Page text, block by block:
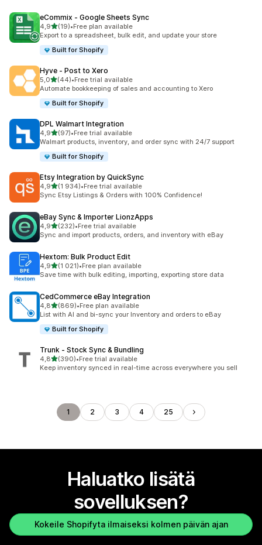
eCommix ‑ Google Sheets Sync
4,9/ 5 tähteä
(19)
19 arvostelua yhteensä
•Free plan available
Export to a spreadsheet, bulk edit, and update your store
Built for Shopify
Hyve ‑ Post to Xero
5,0/ 5 tähteä
(44)
44 arvostelua yhteensä
•Free trial available
Automate bookkeeping of sales and accounting to Xero
Built for Shopify
DPL Walmart Integration
4,9/ 5 tähteä
(97)
97 arvostelua yhteensä
•Free trial available
Walmart products, inventory, and order sync with 24/7 support
Built for Shopify
Etsy Integration by QuickSync
4,9/ 5 tähteä
(1 934)
1934 arvostelua yhteensä
•Free trial available
Sync Etsy Listings & Orders with 100% Confidence!
eBay Sync & Importer LionzApps
4,9/ 5 tähteä
(232)
232 arvostelua yhteensä
•Free trial available
Sync and import products, orders, and inventory with eBay
Hextom: Bulk Product Edit
4,9/ 5 tähteä
(1 021)
1021 arvostelua yhteensä
•Free plan available
Save time with bulk editing, importing, exporting store data
CedCommerce eBay Integration
4,8/ 5 tähteä
(869)
869 arvostelua yhteensä
•Free plan available
List with AI and bi-sync your Inventory and orders to eBay
Built for Shopify
Trunk ‑ Stock Sync & Bundling
4,8/ 5 tähteä
(390)
390 arvostelua yhteensä
•Free trial available
Keep inventory synced in real-time across everywhere you sell
1 2 3 4 25
Haluatko lisätä
sovelluksen?
Kokeile Shopifyta ilmaiseksi kolmen päivän ajan